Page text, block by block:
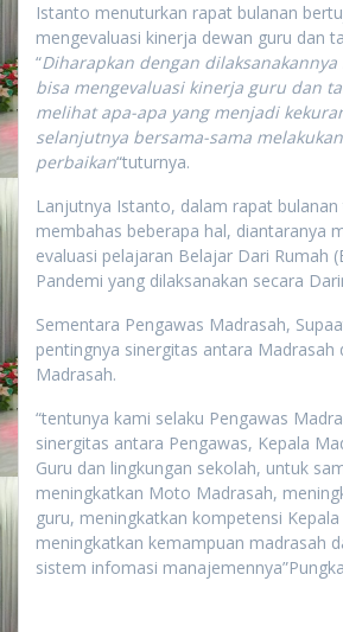
Istanto menuturkan rapat bulanan
mengevaluasi kinerja dewan guru dan
“Diharapkan dengan
bisa mengevaluasi kinerja guru dan
melihat apa-apa yang menjadi
selanjutnya bersama-sama melakukan
perbaikan“tuturnya.
Lanjutnya Istanto, dalam rapat
membahas beberapa hal, diantaranya
evaluasi pelajaran Belajar Dari Rumah
Pandemi yang dilaksanakan secara
Sementara Pengawas Madrasah,
pentingnya sinergitas antara Madrasah
Madrasah.
“tentunya kami selaku Pengawas
sinergitas antara Pengawas, Kepala
Guru dan lingkungan sekolah, untuk
meningkatkan Moto Madrasah,
guru, meningkatkan kompetensi
meningkatkan kemampuan madrasah
sistem infomasi